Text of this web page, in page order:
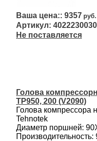
9357
4022230030
Не поставляется
Голова
ТР950, 200 (V2090)
Голова компрессора
Tehnotek
Диаметр поршней:
Производительность: